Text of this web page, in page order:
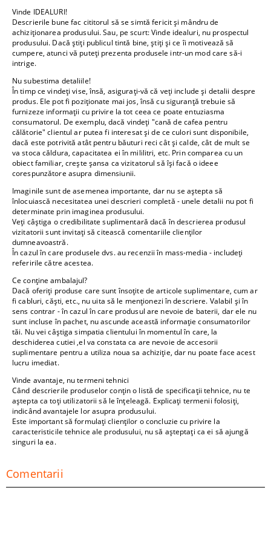
Vinde IDEALURI!
Descrierile bune fac cititorul să se simtă fericit și mândru de
achiziționarea produsului. Sau, pe scurt: Vinde idealuri, nu prospectul
produsului. Dacă știți publicul tintă bine, știți și ce îi motivează să
cumpere, atunci vă puteți prezenta produsele intr-un mod care să-i
intrige.
Nu subestima detaliile!
În timp ce vindeți vise, însă, asigurați-vă că veți include și detalii despre
produs. Ele pot fi poziționate mai jos, însă cu siguranță trebuie să
furnizeze informații cu privire la tot ceea ce poate entuziasma
consumatorul. De exemplu, dacă vindeți "cană de cafea pentru
călătorie" clientul ar putea fi interesat și de ce culori sunt disponibile,
dacă este potrivită atât pentru băuturi reci cât și calde, cât de mult se
va stoca căldura, capacitatea ei în mililitri, etc. Prin comparea cu un
obiect familiar, crește șansa ca vizitatorul să își facă o ideee
corespunzătore asupra dimensiunii.
Imaginile sunt de asemenea importante, dar nu se aștepta să
înlocuiască necesitatea unei descrieri completă - unele detalii nu pot fi
determinate prin imaginea produsului.
Veți câștiga o credibilitate suplimentară dacă în descrierea produsul
vizitatorii sunt invitați să citească comentariile clienților
dumneavoastră.
În cazul în care produsele dvs. au recenzii în mass-media - includeți
referirile către acestea.
Ce conține ambalajul?
Dacă oferiți produse care sunt însoțite de articole suplimentare, cum ar
fi cabluri, căști, etc., nu uita să le menționezi în descriere. Valabil și în
sens contrar - în cazul în care produsul are nevoie de baterii, dar ele nu
sunt incluse în pachet, nu ascunde această informație consumatorilor
tăi. Nu vei câștiga simpatia clientului în momentul în care, la
deschiderea cutiei ,el va constata ca are nevoie de accesorii
suplimentare pentru a utiliza noua sa achiziție, dar nu poate face acest
lucru imediat.
Vinde avantaje, nu termeni tehnici
Când descrierile produselor conțin o listă de specificații tehnice, nu te
aștepta ca toți utilizatorii să le înțeleagă. Explicați termenii folosiți,
indicând avantajele lor asupra produsului.
Este important să formulați clienților o concluzie cu privire la
caracteristicile tehnice ale produsului, nu să așteptați ca ei să ajungă
singuri la ea.
Comentarii